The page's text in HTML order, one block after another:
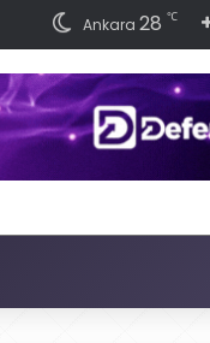
Ankara 28 ℃